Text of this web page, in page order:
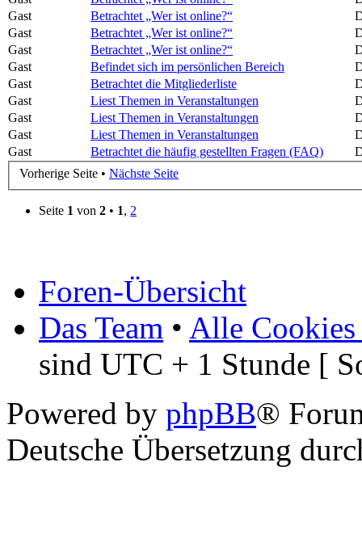
Gast
Betrachtet „Wer ist online?“
Gast
Betrachtet „Wer ist online?“
Gast
Betrachtet „Wer ist online?“
Gast
Befindet sich im persönlichen Bereich
Gast
Betrachtet die Mitgliederliste
Gast
Liest Themen in Veranstaltungen
Gast
Liest Themen in Veranstaltungen
Gast
Liest Themen in Veranstaltungen
Gast
Betrachtet die häufig gestellten Fragen (FAQ)
Vorherige Seite • Nächste Seite
Seite 1 von 2 • 1, 2
Foren-Übersicht
Das Team • Alle Cookies
sind UTC + 1 Stunde [
Powered by phpBB®
Deutsche Übersetzung